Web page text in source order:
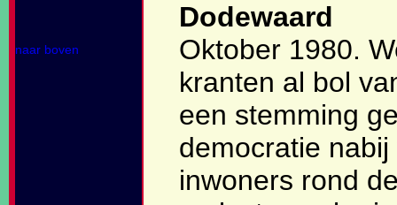
naar boven
Dodewaard
Oktober 1980.
kranten al bol
een stemming
democratie
inwoners rond